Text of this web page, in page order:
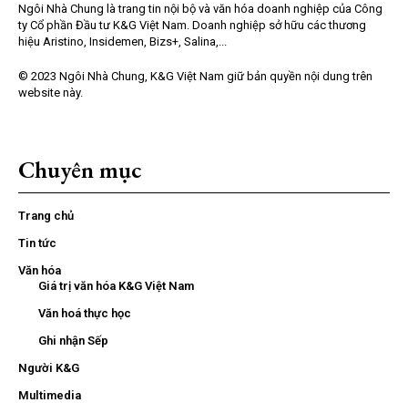
Ngôi Nhà Chung là trang tin nội bộ và văn hóa doanh nghiệp của Công
ty Cổ phần Đầu tư K&G Việt Nam. Doanh nghiệp sở hữu các thương
hiệu Aristino, Insidemen, Bizs+, Salina,...
© 2023 Ngôi Nhà Chung, K&G Việt Nam giữ bản quyền nội dung trên
website này.
Chuyên mục
Trang chủ
Tin tức
Văn hóa
Giá trị văn hóa K&G Việt Nam
Văn hoá thực học
Ghi nhận Sếp
Người K&G
Multimedia